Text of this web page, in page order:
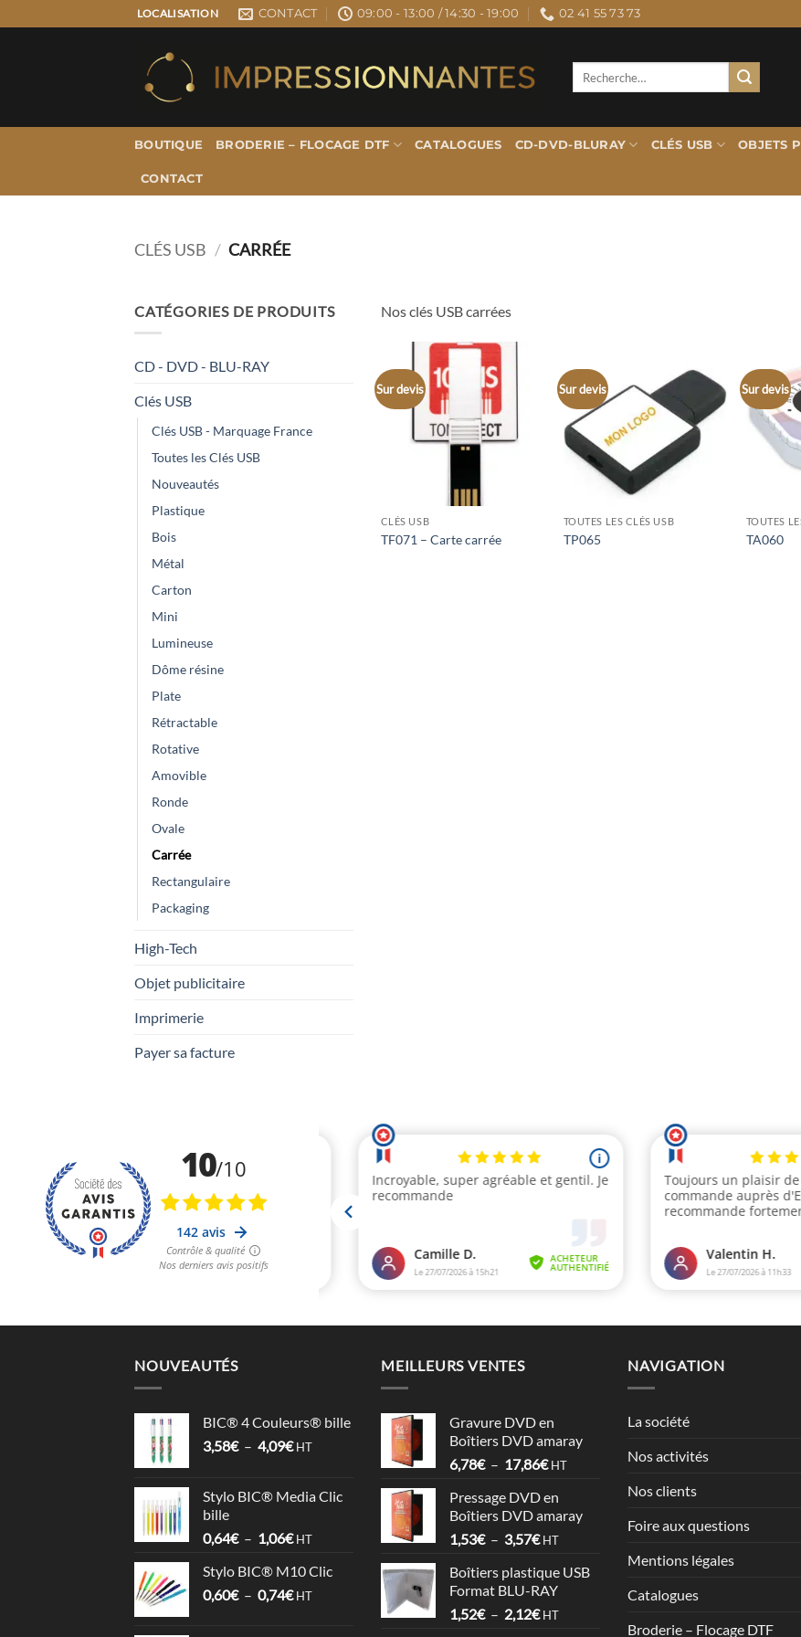
au
LOCALISATION CONTACT 09:00 - 13:00 / 14:30 - 19:00 02 41 55 73 73
BOUTIQUE BRODERIE – FLOCAGE DTF CATALOGUES CD-DVD-BLURAY CLÉS USB OBJETS
CONTACT
CLÉS USB / CARRÉE
CATÉGORIES DE PRODUITS
CD - DVD - BLU-RAY
Clés USB
Clés USB - Marquage France
Toutes les Clés USB
Nouveautés
Plastique
Bois
Métal
Carton
Mini
Lumineuse
Dôme résine
Plate
Rétractable
Rotative
Amovible
Ronde
Ovale
Carrée
Rectangulaire
Packaging
High-Tech
Objet publicitaire
Imprimerie
Payer sa facture
Nos clés USB carrées
Sur devis
CLÉS USB
TF071 – Carte carrée
Sur devis
TOUTES LES CLÉS USB
TP065
Sur devis
TOUTES
TA060
NOUVEAUTÉS
BIC® 4 Couleurs® bille
3,58€ – 4,09€Plage
3,58€
4,09€
HT
Stylo BIC® Media Clic
bille
0,64€ – 1,06€Plage
prix :
0,64€
HT
Stylo BIC® M10 Clic
0,60€ – 0,74€Plage
HT
MEILLEURS VENTES
Gravure DVD en
Boîtiers DVD amaray
6,78€ – 17,86€Plage
prix :
6,78€
à
HT
Pressage DVD en
Boîtiers DVD amaray
1,53€ – 3,57€Plage
prix :
1,53€
à
HT
Boîtiers plastique USB
Format BLU-RAY
1,52€ – 2,12€Plage
HT
NAVIGATION
La société
Nos activités
Nos clients
Foire aux questions
Mentions légales
Catalogues
Broderie – Flocage DTF